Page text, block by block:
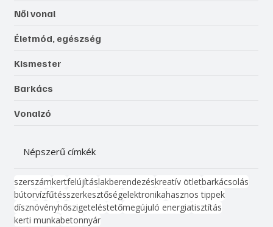
Női vonal
Életmód, egészség
Kismester
Barkács
Vonalzó
Népszerű címkék
szerszámkertfelújításlakberendezéskreatív ötletbarkácsolás
bútorvízfűtésszerkesztőségelektronikahasznos tippek
dísznövényhőszigeteléstetőmegújuló energiatisztítás
kerti munkabetonnyár